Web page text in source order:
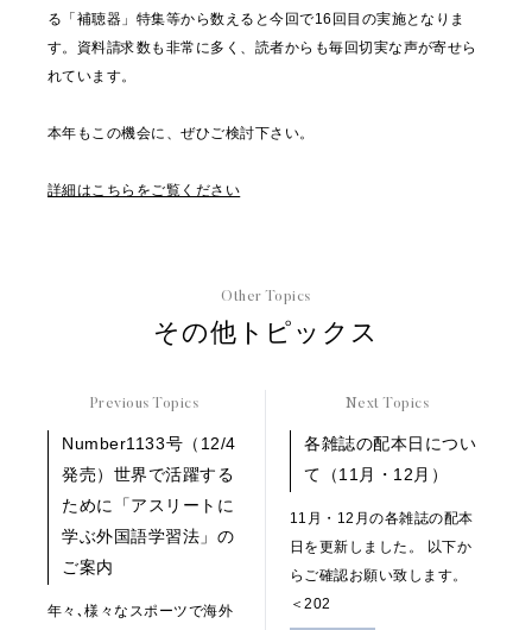
る「補聴器」特集等から数えると今回で16回目の実施となりま
す。資料請求数も非常に多く、読者からも毎回切実な声が寄せら
れています。
本年もこの機会に、ぜひご検討下さい。
詳細はこちらをご覧ください
Other Topics
その他トピックス
Previous Topics
Number1133号（12/4
発売）世界で活躍する
ために「アスリートに
学ぶ外国語学習法」の
ご案内
年々､様々なスポーツで海外
Next Topics
各雑誌の配本日につい
て（11月・12月）
11月・12月の各雑誌の配本
日を更新しました。 以下か
らご確認お願い致します。
＜202